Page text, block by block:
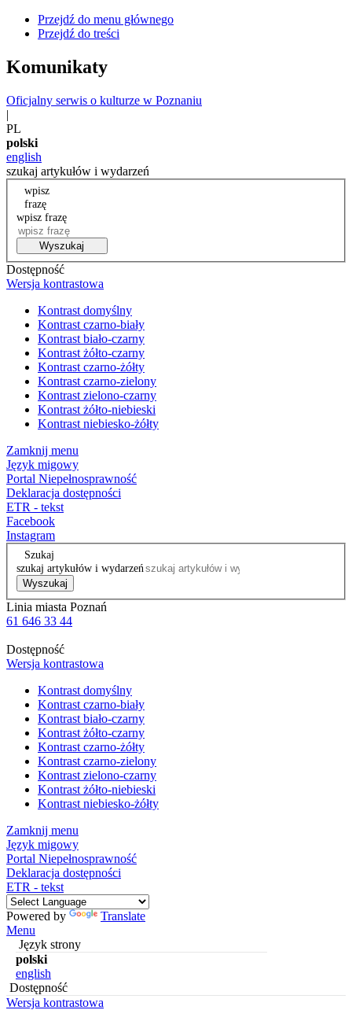
Przejdź do menu głównego
Przejdź do treści
Komunikaty
Oficjalny serwis o kulturze w Poznaniu
|
PL
polski
english
szukaj artykułów i wydarzeń
wpisz
frazę
wpisz frazę
Wyszukaj
Dostępność
Wersja kontrastowa
Kontrast domyślny
Kontrast czarno-biały
Kontrast biało-czarny
Kontrast żółto-czarny
Kontrast czarno-żółty
Kontrast czarno-zielony
Kontrast zielono-czarny
Kontrast żółto-niebieski
Kontrast niebiesko-żółty
Zamknij menu
Język migowy
Portal Niepełnosprawność
Deklaracja dostępności
ETR - tekst
Facebook
Instagram
Szukaj
szukaj artykułów i wydarzeń
Wyszukaj
Linia miasta Poznań
61 646 33 44
Dostępność
Wersja kontrastowa
Kontrast domyślny
Kontrast czarno-biały
Kontrast biało-czarny
Kontrast żółto-czarny
Kontrast czarno-żółty
Kontrast czarno-zielony
Kontrast zielono-czarny
Kontrast żółto-niebieski
Kontrast niebiesko-żółty
Zamknij menu
Język migowy
Portal Niepełnosprawność
Deklaracja dostępności
ETR - tekst
Powered by
Translate
Menu
Język strony
polski
english
Dostępność
Wersja kontrastowa